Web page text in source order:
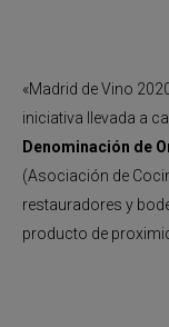
«Madrid de Vino
iniciativa llevada a
Denominación de
(Asociación de
restauradores y
producto de